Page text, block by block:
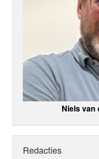
Niels van
Redacties